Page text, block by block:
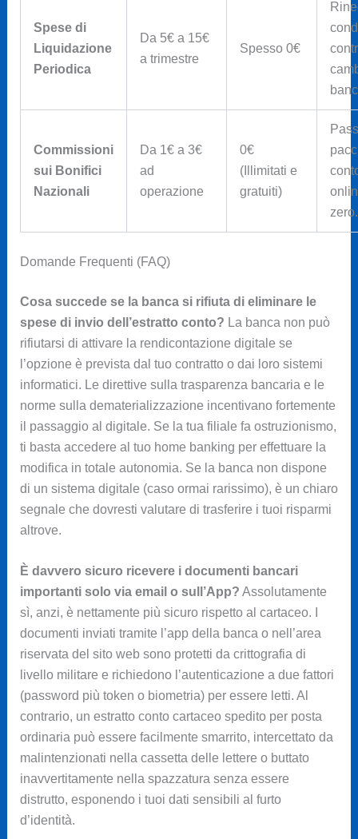
Spese di
Liquidazione
Periodica
Da 5€ a 15€
a trimestre
Spesso 0€
Commissioni
sui Bonifici
Nazionali
Da 1€ a 3€
ad
operazione
0€
(Illimitati e
gratuiti)
zero.
Domande Frequenti (FAQ)
Cosa succede se la banca si rifiuta di eliminare le
spese di invio dell’estratto conto? La banca non può
rifiutarsi di attivare la rendicontazione digitale se
l’opzione è prevista dal tuo contratto o dai loro sistemi
informatici. Le direttive sulla trasparenza bancaria e le
norme sulla dematerializzazione incentivano fortemente
il passaggio al digitale. Se la tua filiale fa ostruzionismo,
ti basta accedere al tuo home banking per effettuare la
modifica in totale autonomia. Se la banca non dispone
di un sistema digitale (caso ormai rarissimo), è un chiaro
segnale che dovresti valutare di trasferire i tuoi risparmi
altrove.
È davvero sicuro ricevere i documenti bancari
importanti solo via email o sull’App? Assolutamente
sì, anzi, è nettamente più sicuro rispetto al cartaceo. I
documenti inviati tramite l’app della banca o nell’area
riservata del sito web sono protetti da crittografia di
livello militare e richiedono l’autenticazione a due fattori
(password più token o biometria) per essere letti. Al
contrario, un estratto conto cartaceo spedito per posta
ordinaria può essere facilmente smarrito, intercettato da
malintenzionati nella cassetta delle lettere o buttato
inavvertitamente nella spazzatura senza essere
distrutto, esponendo i tuoi dati sensibili al furto
d’identità.